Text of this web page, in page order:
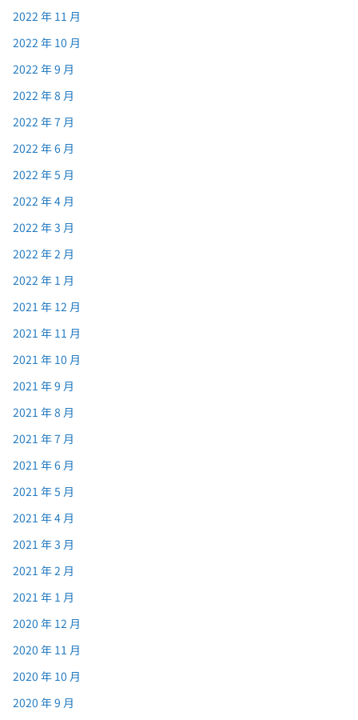
2022 年 11 月
2022 年 10 月
2022 年 9 月
2022 年 8 月
2022 年 7 月
2022 年 6 月
2022 年 5 月
2022 年 4 月
2022 年 3 月
2022 年 2 月
2022 年 1 月
2021 年 12 月
2021 年 11 月
2021 年 10 月
2021 年 9 月
2021 年 8 月
2021 年 7 月
2021 年 6 月
2021 年 5 月
2021 年 4 月
2021 年 3 月
2021 年 2 月
2021 年 1 月
2020 年 12 月
2020 年 11 月
2020 年 10 月
2020 年 9 月